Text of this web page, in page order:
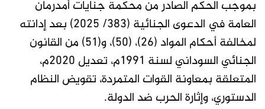
بموجب الحكم الصادر من محكمة جنايات أمدرمان
العامة في الدعوى الجنائية (383/ 2025) بعد إدانته
لمخالفة أحكام المواد (26)، (50)، و(51) من القانون
الجنائي السوداني لسنة 1991م، تعديل 2020م،
المتعلقة بمعاونة القوات المتمردة، تقويض النظام
الدستوري، وإثارة الحرب ضد الدولة.